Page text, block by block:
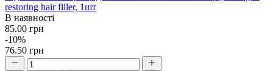
restoring hair filler, 1шт
В наявності
85.00 грн
-10%
76.50 грн